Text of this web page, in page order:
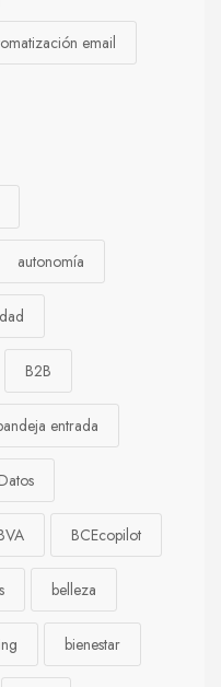
email
autonomía
B2B
entrada
BCEcopilot
belleza
bienestar